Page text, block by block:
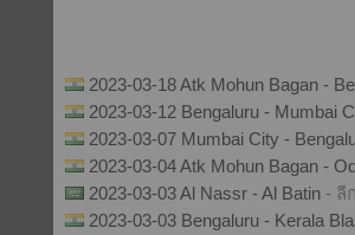
2023-03-18 Atk Mohun Bagan -
2023-03-12 Bengaluru - Mumbai
2023-03-07 Mumbai City -
2023-03-04 Atk Mohun Bagan -
2023-03-03 Al Nassr - Al Batin - ลี
2023-03-03 Bengaluru - Kerala